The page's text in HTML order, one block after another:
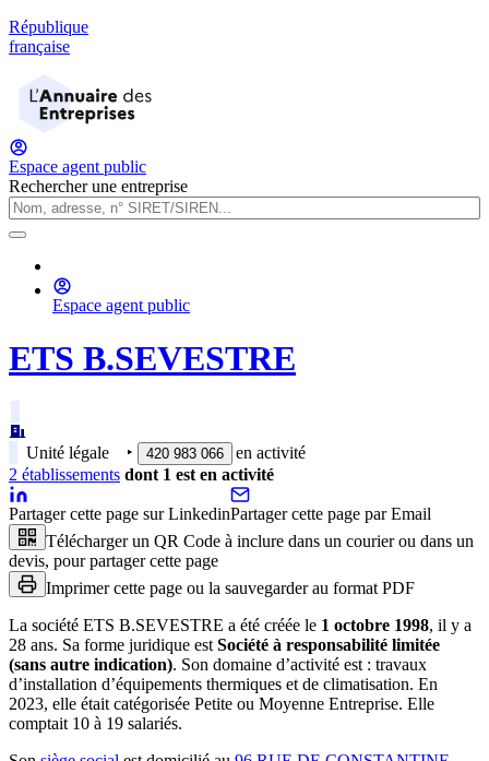
République
française
Espace agent public
Rechercher une entreprise
Espace agent public
ETS B.SEVESTRE
Unité légale ‣ 420 983 066
en activité
2 établissements dont 1 est en activité
Partager cette page sur LinkedinPartager cette page par Email
Télécharger un QR Code à inclure dans un courier ou dans un
devis, pour partager cette page
Imprimer cette page ou la sauvegarder au format PDF
La société ETS B.SEVESTRE a été créée le 1 octobre 1998, il y a
28 ans. Sa forme juridique est Société à responsabilité limitée
(sans autre indication). Son domaine d’activité est : travaux
d’installation d’équipements thermiques et de climatisation. En
2023, elle était catégorisée Petite ou Moyenne Entreprise. Elle
comptait 10 à 19 salariés.